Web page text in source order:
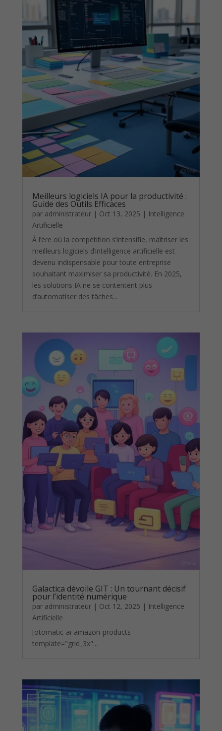
Meilleurs logiciels IA pour la productivité :
Guide des Outils Efficaces
par administrateur| Oct 13, 2025 | Intelligence
Artificielle
À l’ère où la compétition s’intensifie, maîtriser les
meilleurs logiciels d’intelligence artificielle est
devenu indispensable pour toute entreprise
souhaitant maximiser sa productivité. En 2025,
les solutions IA ne se contentent plus
d’automatiser des tâches...
Galactica dévoile GIT : Un tournant décisif
pour l’identité numérique
par administrateur| Oct 12, 2025 | Intelligence
Artificielle
[otomatic-ai-amazon-products
template="grid_3x"...